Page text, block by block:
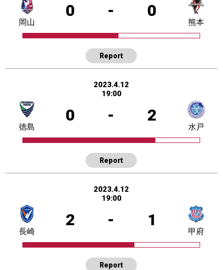
0 - 0
岡山 熊本
Report
2023.4.12
19:00
0 - 2
徳島 水戸
Report
2023.4.12
19:00
2 - 1
長崎 甲府
Report